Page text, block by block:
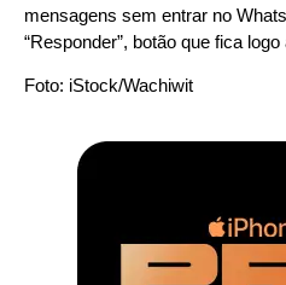
mensagens sem entrar no
“Responder”, botão que fica
Foto: iStock/Wachiwit